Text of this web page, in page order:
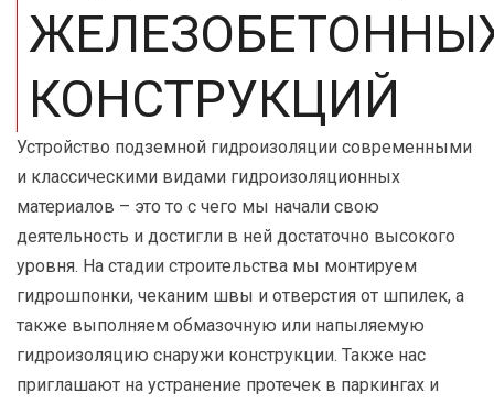
КОНСТРУКЦИЙ
Устройство подземной гидроизоляции современными
и классическими видами гидроизоляционных
материалов – это то с чего мы начали свою
деятельность и достигли в ней достаточно высокого
уровня. На стадии строительства мы монтируем
гидрошпонки, чеканим швы и отверстия от шпилек, а
также выполняем обмазочную или напыляемую
гидроизоляцию снаружи конструкции. Также нас
приглашают на устранение протечек в паркингах и